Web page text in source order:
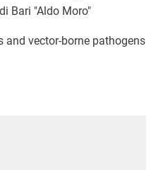
Bari "Aldo Moro"
and vector-borne pathogens